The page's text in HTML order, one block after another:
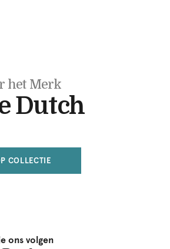
het Merk
Dutch
COLLECTIE
ons volgen